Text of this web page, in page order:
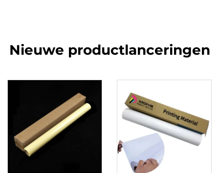
Nieuwe productlanceringen